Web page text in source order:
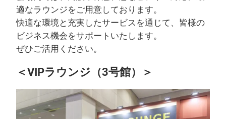
適なラウンジをご用意しております。
快適な環境と充実したサービスを通じて、皆様の
ビジネス機会をサポートいたします。
ぜひご活用ください。
＜VIPラウンジ（3号館）＞